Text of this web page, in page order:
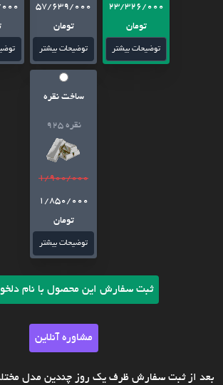
23/326/000
تومان
توضیحات بیشتر
57/639/000
تومان
توضیحات بیشتر
ساخت نقره
نقره 925
1/900/000
1/850/000
تومان
توضیحات بیشتر
ثبت سفارش این محصول با نام
مشاوره آنلاین
بعد از ثبت سفارش ظرف یک روز چندین مدل